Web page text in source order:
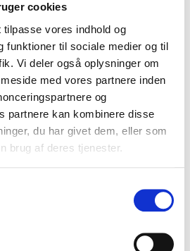
cookies
vores indhold og
funktioner til sociale medier og til
Vi deler også oplysninger om
med vores partnere inden
og
partnere kan kombinere disse
du har givet dem, eller som
brug af deres tjenester.
Kære
Vi har glæden af at indkalde
for
Dette møde vil markere
forening og valget af den første
Dato: 19. juni
3, Medborgerhuset, 1.
[…]
for